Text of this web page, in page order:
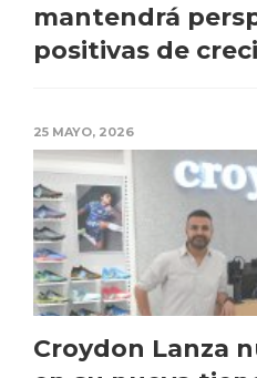
mantendrá
positivas de
25 MAYO, 2026
Croydon Lanza